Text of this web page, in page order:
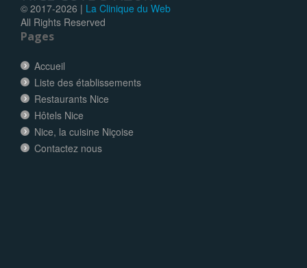
© 2017-2026 | La Clinique du Web
All Rights Reserved
Pages
Accueil
Liste des établissements
Restaurants Nice
Hôtels Nice
Nice, la cuisine Niçoise
Contactez nous